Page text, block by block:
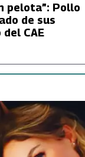
pelota”: Pollo
de sus
CAE